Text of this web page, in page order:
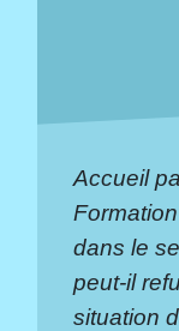
Accueil
Formation
dans le
peut-il
situation